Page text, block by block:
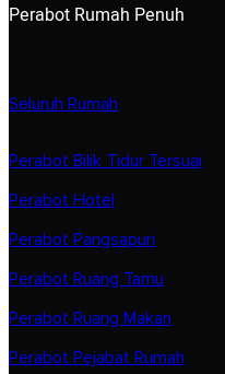
Perabot Rumah Penuh
Seluruh Rumah
Perabot Bilik Tidur Tersuai
Perabot Hotel
Perabot Pangsapuri
Perabot Ruang Tamu
Perabot Ruang Makan
Perabot Pejabat Rumah